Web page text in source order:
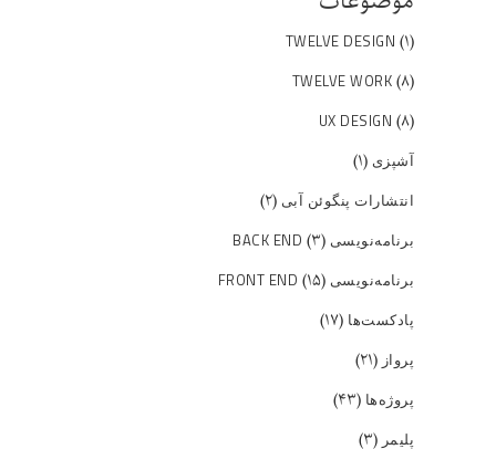
TWELVE DESIGN (۱)
TWELVE WORK (۸)
UX DESIGN (۸)
آشپزی (۱)
انتشارات پنگوئن آبی (۲)
برنامه‌نویسی BACK END (۳)
برنامه‌نویسی FRONT END (۱۵)
پادکست‌ها (۱۷)
پرواز (۲۱)
پروژه‌ها (۴۳)
پلیمر (۳)